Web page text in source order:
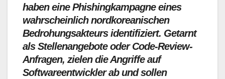
haben eine Phishingkampagne eines
wahrscheinlich nordkoreanischen
Bedrohungsakteurs identifiziert. Getarnt
als Stellenangebote oder Code-Review-
Anfragen, zielen die Angriffe auf
Softwareentwickler ab und sollen